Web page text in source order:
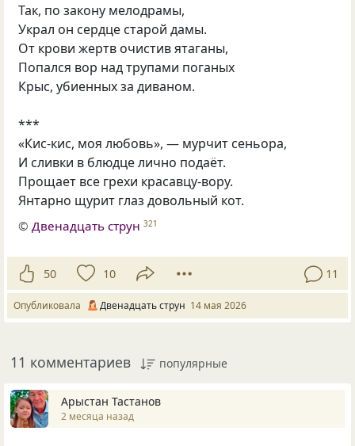
Так, по закону мелодрамы,
Украл он сердце старой дамы.
От крови жертв очистив ятаганы,
Попался вор над трупами поганых
Крыс, убиенных за диваном.
***
«Кис-кис, моя любовь», — мурчит сеньора,
И сливки в блюдце лично подаёт.
Прощает все грехи красавцу-вору.
Янтарно щурит глаз довольный кот.
©Двенадцать струн 321
50 10 11
Опубликовала Двенадцать струн 14 мая 2026
11 комментариев популярные
Арыстан Тастанов
2 месяца назад